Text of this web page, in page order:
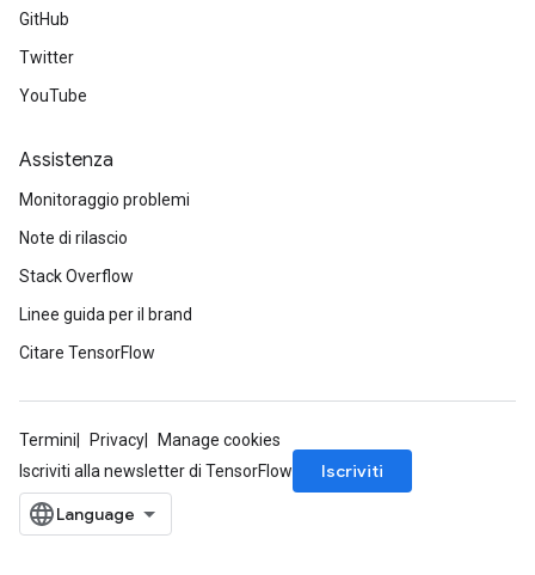
GitHub
Twitter
YouTube
Assistenza
Monitoraggio problemi
Note di rilascio
Stack Overflow
Linee guida per il brand
Citare TensorFlow
Termini Privacy
Manage cookies
Iscriviti alla newsletter di TensorFlow
Iscriviti